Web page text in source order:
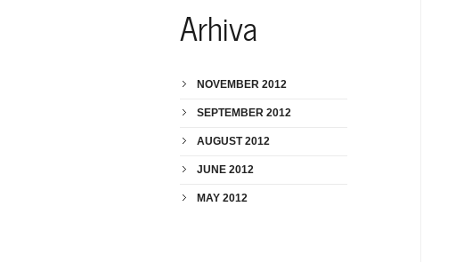
Arhiva
NOVEMBER 2012
SEPTEMBER 2012
AUGUST 2012
JUNE 2012
MAY 2012